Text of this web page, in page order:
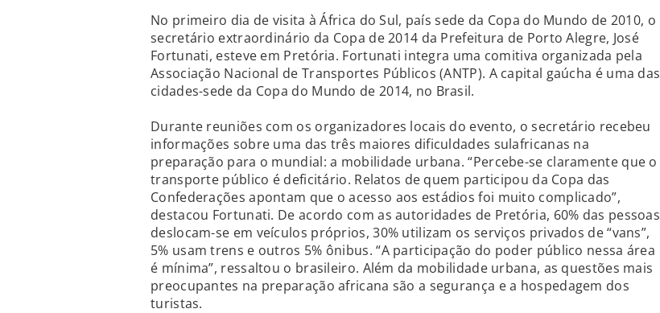
No primeiro dia de visita à África do Sul, país sede da Copa do Mundo de 2010, o
secretário extraordinário da Copa de 2014 da Prefeitura de Porto Alegre, José
Fortunati, esteve em Pretória. Fortunati integra uma comitiva organizada pela
Associação Nacional de Transportes Públicos (ANTP). A capital gaúcha é uma das
cidades-sede da Copa do Mundo de 2014, no Brasil.
Durante reuniões com os organizadores locais do evento, o secretário recebeu
informações sobre uma das três maiores dificuldades sulafricanas na
preparação para o mundial: a mobilidade urbana. “Percebe-se claramente que o
transporte público é deficitário. Relatos de quem participou da Copa das
Confederações apontam que o acesso aos estádios foi muito complicado”,
destacou Fortunati. De acordo com as autoridades de Pretória, 60% das pessoas
deslocam-se em veículos próprios, 30% utilizam os serviços privados de “vans”,
5% usam trens e outros 5% ônibus. “A participação do poder público nessa área
é mínima”, ressaltou o brasileiro. Além da mobilidade urbana, as questões mais
preocupantes na preparação africana são a segurança e a hospedagem dos
turistas.